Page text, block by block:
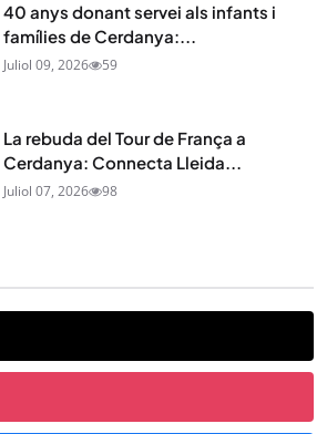
40 anys donant servei als infants i
famílies de Cerdanya:...
Juliol 09, 2026 59
La rebuda del Tour de França a
Cerdanya: Connecta Lleida...
Juliol 07, 2026 98